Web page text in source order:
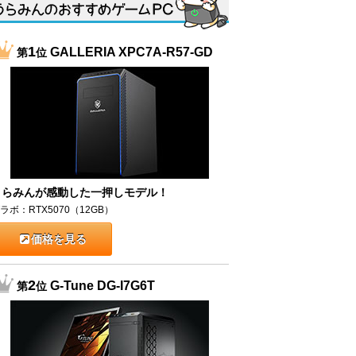
第1位GALLERIA XPC7A-R57-GD
みんが感動した一押しモデル！
ボ：RTX5070（12GB）
価格を見る
第2位G-Tune DG-I7G6T